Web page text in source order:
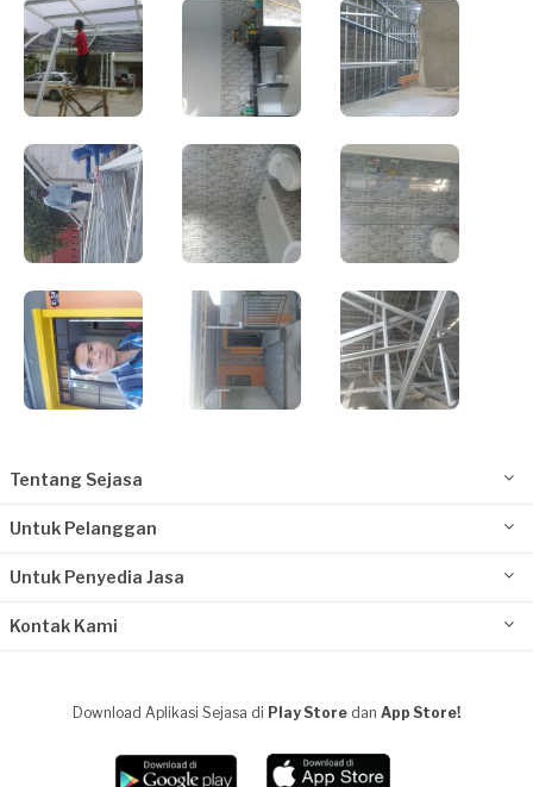
Tentang Sejasa
Untuk Pelanggan
Untuk Penyedia Jasa
Kontak Kami
Download Aplikasi Sejasa di Play Store dan App Store!